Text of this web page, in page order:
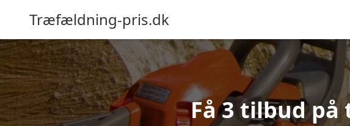
Træfældning-pris.dk
Få 3 tilbud